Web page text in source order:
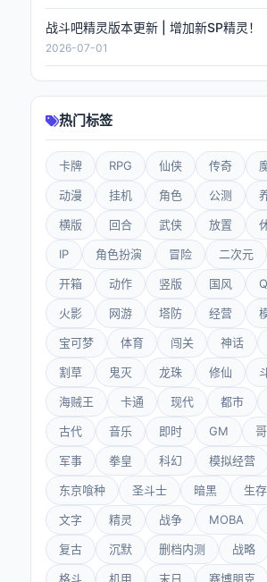
战斗吧精灵版本更新 | 增加新SP精灵！
2026-07-01
热门标签
卡牌 RPG 仙侠 传奇
动漫 挂机 角色 公测
横版 回合 武侠 放置
IP 角色扮演 冒险 二次元
开箱 动作 竖版 国风
火影 网游 塔防 经营
宝可梦 体育 闯关 神话
割草 鬼灭 龙珠 修仙
海贼王 卡通 现代 都市
古代 音乐 即时 GM
军事 拳皇 科幻 模拟经营
东京喰种 圣斗士 暗黑 生存
文字 精灵 战争 MOBA
复古 沉默 删档内测 战略
格斗 机甲 末日 赛博朋克